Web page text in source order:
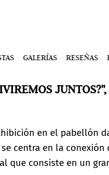
GALERÍAS RESEÑAS
en el pabellón
centra en la conexión
que consiste en un